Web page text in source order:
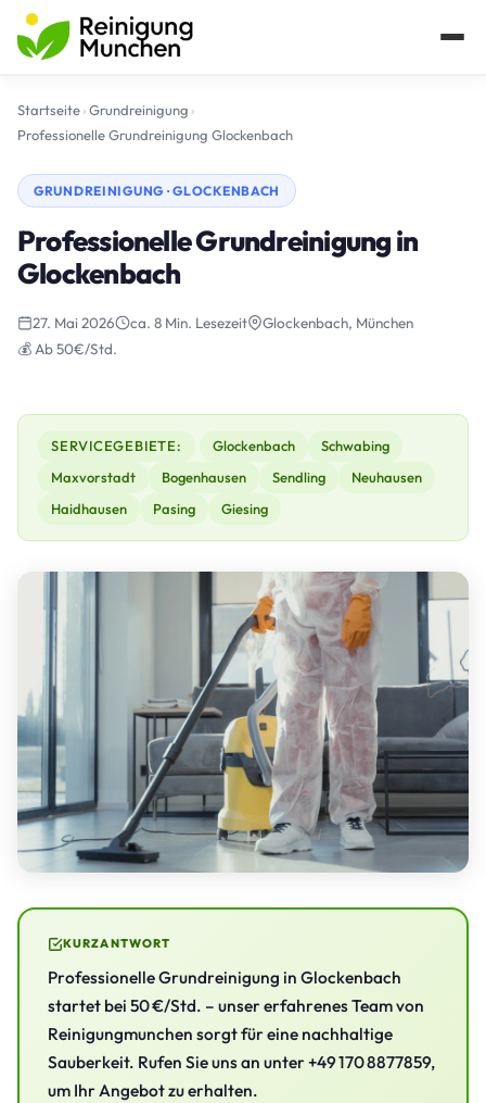
Startseite›Grundreinigung ›
Professionelle Grundreinigung Glockenbach
GRUNDREINIGUNG · GLOCKENBACH
Professionelle Grundreinigung in
Glockenbach
27. Mai 2026 ca. 8 Min. Lesezeit
Glockenbach, München
💰 Ab 50€/Std.
SERVICEGEBIETE: Glockenbach
Schwabing
Maxvorstadt
Bogenhausen Sendling
Neuhausen
Haidhausen
Pasing Giesing
KURZANTWORT
Professionelle Grundreinigung in Glockenbach
startet bei 50 €/Std. – unser erfahrenes Team von
Reinigungmunchen sorgt für eine nachhaltige
Sauberkeit. Rufen Sie uns an unter +49 170 8877859,
um Ihr Angebot zu erhalten.